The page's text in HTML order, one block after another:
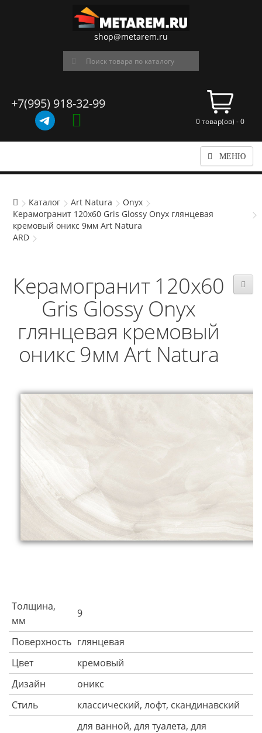
shop@metarem.ru
+7(995) 918-32-99
0 товар(ов) - 0
МЕНЮ
Каталог Art Natura
Onyx
Керамогранит 120x60 Gris Glossy Onyx глянцевая
кремовый оникс 9мм Art Natura
ARD
Керамогранит 120x60
Gris Glossy Onyx
глянцевая кремовый
оникс 9мм Art Natura
Толщина,
мм
9
Поверхность глянцевая
Цвет
кремовый
Дизайн
оникс
Стиль
классический, лофт, скандинавский
для ванной, для туалета, для